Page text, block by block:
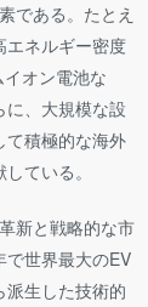
である。たとえ
エネルギー密度
オン電池な
に、大規模な設
て積極的な海外
ている。
新と戦略的な市
世界最大のEV
生した技術的